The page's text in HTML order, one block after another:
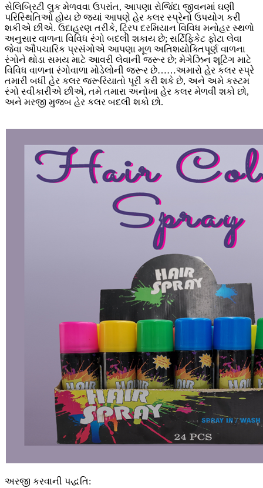
સેલિબ્રિટી લુક મેળવવા ઉપરાંત, આપણા રોજિંદા જીવનમાં ઘણી
પરિસ્થિતિઓ હોય છે જ્યાં આપણે હેર કલર સ્પ્રેનો ઉપયોગ કરી
શકીએ છીએ. ઉદાહરણ તરીકે, ટ્રિપ દરમિયાન વિવિધ મનોહર સ્થળો
અનુસાર વાળના વિવિધ રંગો બદલી શકાય છે; સર્ટિફિકેટ ફોટા લેવા
જેવા ઔપચારિક પ્રસંગોએ આપણા મૂળ અતિશયોક્તિપૂર્ણ વાળના
રંગોને થોડા સમય માટે આવરી લેવાની જરૂર છે; મેગેઝિન શૂટિંગ માટે
વિવિધ વાળના રંગોવાળા મોડેલોની જરૂર છે……અમારો હેર કલર સ્પ્રે
તમારી બધી હેર કલર જરૂરિયાતો પૂરી કરી શકે છે, અને અમે કસ્ટમ
રંગો સ્વીકારીએ છીએ, તમે તમારા અનોખા હેર કલર મેળવી શકો છો,
અને મરજી મુજબ હેર કલર બદલી શકો છો.
અરજી કરવાની પદ્ધતિ: